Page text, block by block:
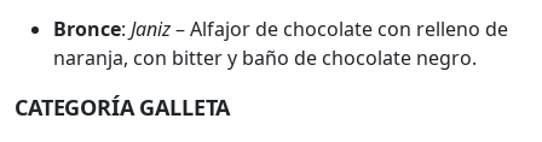
Bronce: Janiz– Alfajor de chocolate con relleno de
naranja, con bitter y baño de chocolate negro.
CATEGORÍA GALLETA